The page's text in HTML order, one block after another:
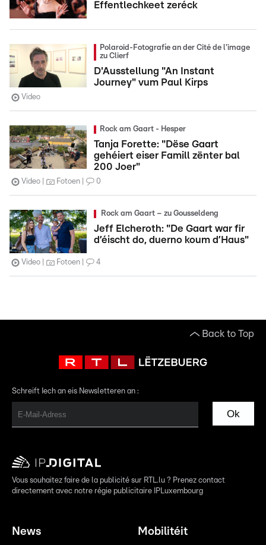
Ëffentlechkeet zeréck
Polaroid-Fotografie an der Cité de l'image
zu Clierf
D'Ausstellung "An Instant
Journey" vum Paul Kirps
Video
Rock am Gaart - Hesper
Tanja Forette: "Dëse Gaart
gehéiert eiser Famill zënter bal
200 Joer"
Video Fotoen 0
Rock am Gaart – zu Gousseldeng
Jeff Elcheroth: "De Gaart war fir
d’éischt do, duerno koum d’Haus"
Video Fotoen 4
Back to Top
Schreift Iech an eis Newsletteren an :
Ok
Vous souhaitez faire de la publicité sur RTL.lu ? Prenez contact
directement avec notre régie publicitaire IPLuxembourg
News Mobilitéit